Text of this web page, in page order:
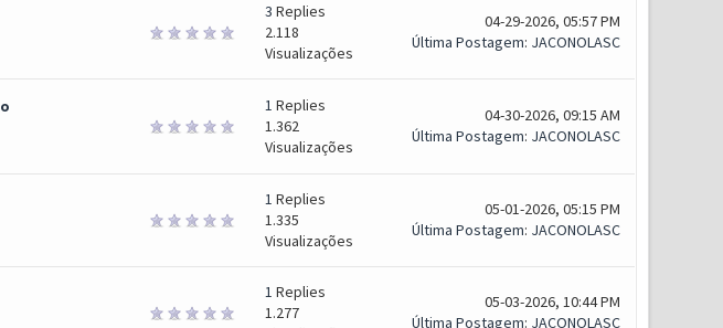
3 Replies
2.118
Visualizações
04-29-2026, 05:57 PM
Última Postagem: JACONOLASC
1 Replies
1.362
Visualizações
04-30-2026, 09:15 AM
Última Postagem: JACONOLASC
1 Replies
1.335
Visualizações
05-01-2026, 05:15 PM
Última Postagem: JACONOLASC
1 Replies
1.277
05-03-2026, 10:44 PM
Última Postagem: JACONOLASC